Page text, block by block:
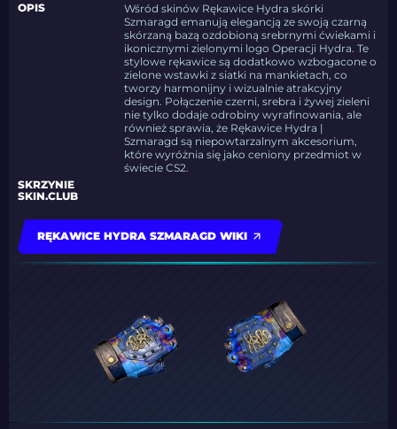
OPIS
Wśród skinów Rękawice Hydra skórki
Szmaragd emanują elegancją ze swoją czarną
skórzaną bazą ozdobioną srebrnymi ćwiekami i
ikonicznymi zielonymi logo Operacji Hydra. Te
stylowe rękawice są dodatkowo wzbogacone o
zielone wstawki z siatki na mankietach, co
tworzy harmonijny i wizualnie atrakcyjny
design. Połączenie czerni, srebra i żywej zieleni
nie tylko dodaje odrobiny wyrafinowania, ale
również sprawia, że Rękawice Hydra |
Szmaragd są niepowtarzalnym akcesorium,
które wyróżnia się jako ceniony przedmiot w
świecie CS2.
SKRZYNIE
SKIN.CLUB
RĘKAWICE HYDRA SZMARAGD WIKI